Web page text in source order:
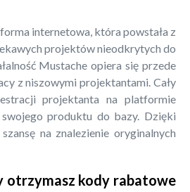
internetowa, która powstała z
projektów nieodkrytych do
Mustache opiera się przede
z niszowymi projektantami. Cały
projektanta na platformie
produktu do bazy. Dzięki
na znalezienie oryginalnych
otrzymasz kody rabatowe